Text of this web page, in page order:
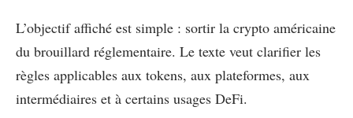
L’objectif affiché est simple : sortir la crypto américaine
du brouillard réglementaire. Le texte veut clarifier les
règles applicables aux tokens, aux plateformes, aux
intermédiaires et à certains usages DeFi.